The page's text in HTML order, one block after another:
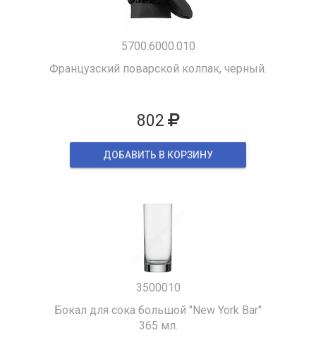
5700.6000.010
Французский поварской колпак, черный.
802
ДОБАВИТЬ В КОРЗИНУ
3500010
Бокал для сока большой "New York Bar"
365 мл.